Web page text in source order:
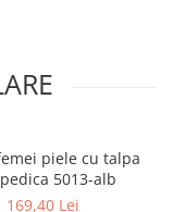
piele cu talpa
5013-alb
169,40 Lei